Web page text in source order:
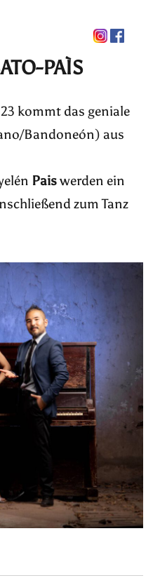
PAÌS
kommt das geniale
Bandoneón) aus
Paiswerden ein
zum Tanz